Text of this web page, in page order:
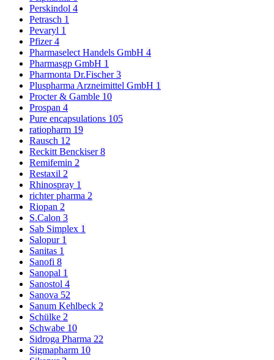
Perskindol 4
Petrasch 1
Pevaryl 1
Pfizer4
Pharmaselect Handels GmbH 4
Pharmasgp GmbH 1
Pharmonta Dr.Fischer3
Pluspharma Arzneimittel GmbH 1
Procter & Gamble 10
Prospan 4
Pure encapsulations 105
ratiopharm 19
Rausch 12
Reckitt Benckiser8
Remifemin 2
Restaxil 2
Rhinospray 1
richter pharma 2
Riopan 2
S.Calon 3
Sab Simplex 1
Salopur 1
Sanitas 1
Sanofi 8
Sanopal 1
Sanostol 4
Sanova 52
Sanum Kehlbeck 2
Schülke 2
Schwabe 10
Sidroga Pharma 22
Sigmapharm 10